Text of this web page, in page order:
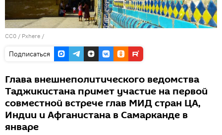
CC0 / Pxhere /
Подписаться
Глава внешнеполитического ведомства
Таджикистана примет участие на первой
совместной встрече глав МИД стран ЦА,
Индии и Афганистана в Самарканде в
январе